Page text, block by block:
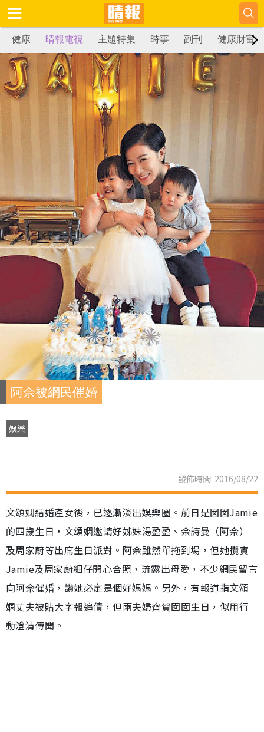
健康 晴報電視 主題特集 時事 副刊 健康財富
阿佘被網民催婚
娛樂
發佈時間: 2016/08/22
文頌嫻結婚產女後，已逐漸淡出娛樂圈。前日是囡囡Jamie
的四歲生日，文頌嫻邀請好姊妹湯盈盈、佘詩曼（阿佘）
及周家蔚等出席生日派對。阿佘雖然單拖到場，但她攬實
Jamie及周家蔚細仔開心合照，流露出母愛，不少網民留言
向阿佘催婚，讚她必定是個好媽媽。另外，有報道指文頌
嫻丈夫被貼大字報追債，但兩夫婦齊賀囡囡生日，似用行
動澄清傳聞。